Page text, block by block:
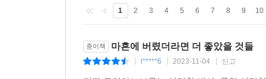
알려준다.
다음으로 자기 내면의 소리를 듣는다. 우리는
할까. 그 선택을 올바르게 하기 위해서는 일단 자
1 2 3 4 5 6 7 8 9 10
종이책 마흔에 버렸더라면 더 좋았을 것들
l*****6 2023-11-04 신고